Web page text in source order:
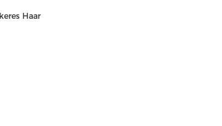
Haar